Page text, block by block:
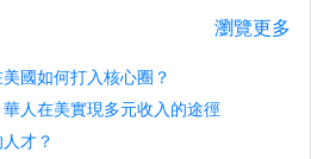
瀏覽更多
國如何打入核心圈？
人在美實現多元收入的途徑
才？